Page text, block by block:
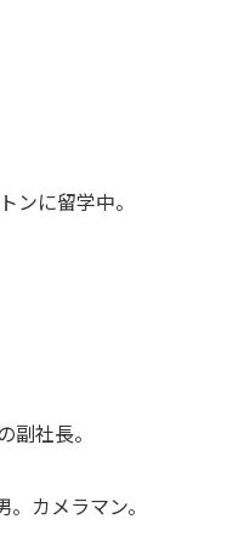
ンに留学中。
社長。
カメラマン。